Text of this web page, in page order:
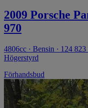
2009 Porsche
970
4806cc · Bensin · 124
Högerstyrd
Förhandsbud